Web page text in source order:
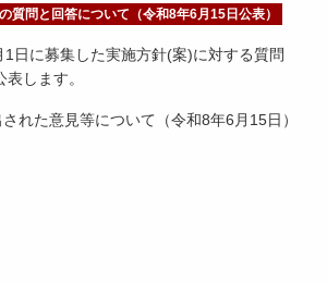
質問と回答について（令和8年6月15日公表）
日に募集した実施方針(案)に対する質問
します。
れた意見等について（令和8年6月15日）